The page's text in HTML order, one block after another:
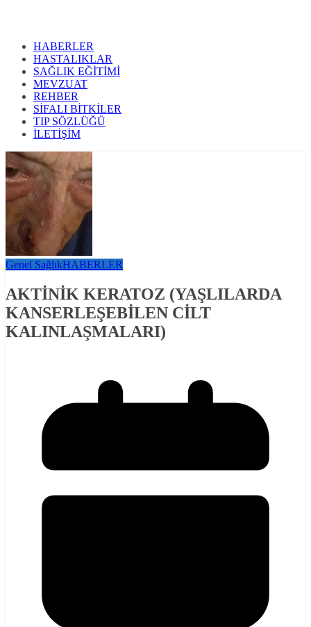
HABERLER
HASTALIKLAR
SAĞLIK EĞİTİMİ
MEVZUAT
REHBER
SİFALI BİTKİLER
TIP SÖZLÜĞÜ
İLETİŞİM
Genel SağlıkHABERLER
AKTİNİK KERATOZ (YAŞLILARDA
KANSERLEŞEBİLEN CİLT
KALINLAŞMALARI)